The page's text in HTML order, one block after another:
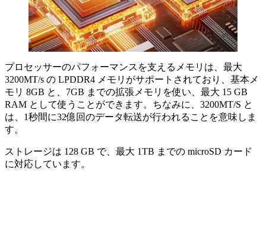
プロセッサーのパフォーマンスを支えるメモリは、最大
3200MT/s の LPDDR4 メモリがサポートされており、基本メ
モリ 8GB と、7GB までの拡張メモリを使い、最大 15 GB
RAM として使うことができます。ちなみに、3200MT/S と
は、1秒間に32億回のデータ転送が行われることを意味しま
す。
ストレージは 128 GB で、最大 1TB までの microSD カード
に対応しています。